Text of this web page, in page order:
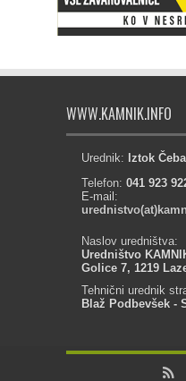
WWW.KAMNIK.INFO
Urednik: Iztok
Telefon: 041 923
E-mail:
Naslov uredništva:
Uredništvo
Golice 7, 1219
Tehnični urednik
Blaž Podbevšek -